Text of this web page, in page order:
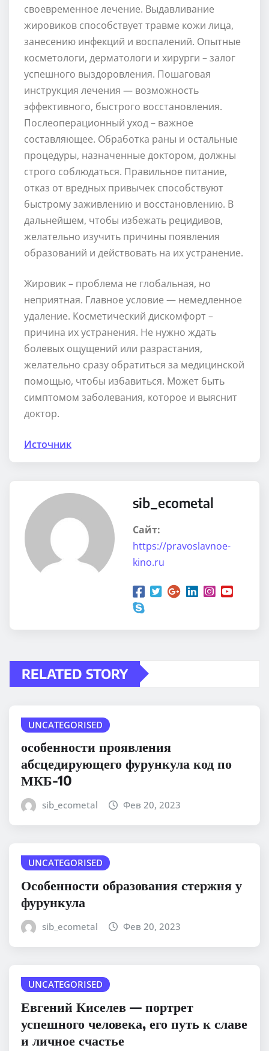
своевременное лечение. Выдавливание
жировиков способствует травме кожи лица,
занесению инфекций и воспалений. Опытные
косметологи, дерматологи и хирурги – залог
успешного выздоровления. Пошаговая
инструкция лечения — возможность
эффективного, быстрого восстановления.
Послеоперационный уход – важное
составляющее. Обработка раны и остальные
процедуры, назначенные доктором, должны
строго соблюдаться. Правильное питание,
отказ от вредных привычек способствуют
быстрому заживлению и восстановлению. В
дальнейшем, чтобы избежать рецидивов,
желательно изучить причины появления
образований и действовать на их устранение.
Жировик – проблема не глобальная, но
неприятная. Главное условие — немедленное
удаление. Косметический дискомфорт –
причина их устранения. Не нужно ждать
болевых ощущений или разрастания,
желательно сразу обратиться за медицинской
помощью, чтобы избавиться. Может быть
симптомом заболевания, которое и выяснит
доктор.
Источник
sib_ecometal
Сайт:
https://pravoslavnoe-
kino.ru
RELATED STORY
UNCATEGORISED
особенности проявления
абсцедирующего фурункула код по
МКБ-10
sib_ecometal Фев 20, 2023
UNCATEGORISED
Особенности образования стержня у
фурункула
sib_ecometal Фев 20, 2023
UNCATEGORISED
Евгений Киселев — портрет
успешного человека, его путь к славе
и личное счастье